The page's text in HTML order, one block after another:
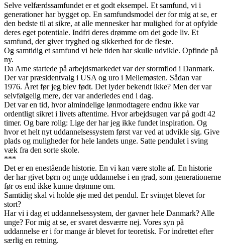
Selve velfærdssamfundet er et godt eksempel. Et samfund, vi i
generationer har bygget op. En samfundsmodel der for mig at se, er
den bedste til at sikre, at alle mennesker har mulighed for at opfylde
deres eget potentiale. Indfri deres drømme om det gode liv. Et
samfund, der giver tryghed og sikkerhed for de fleste.
Og samtidig et samfund vi hele tiden har skulle udvikle. Opfinde på
ny.
Da Arne startede på arbejdsmarkedet var der stormflod i Danmark.
Der var præsidentvalg i USA og uro i Mellemøsten. Sådan var
1976. Året før jeg blev født. Det lyder bekendt ikke? Men der var
selvfølgelig mere, der var anderledes end i dag.
Det var en tid, hvor almindelige lønmodtagere endnu ikke var
ordentligt sikret i livets aftentime. Hvor arbejdsugen var på godt 42
timer. Og bare rolig: Lige der har jeg ikke fundet inspiration. Og
hvor et helt nyt uddannelsessystem først var ved at udvikle sig. Give
plads og muligheder for hele landets unge. Satte pendulet i sving
væk fra den sorte skole.
***
Det er en enestående historie. En vi kan være stolte af. En historie
der har givet børn og unge uddannelse i en grad, som generationerne
før os end ikke kunne drømme om.
Samtidig skal vi holde øje med det pendul. Er svinget blevet for
stort?
Har vi i dag et uddannelsessystem, der gavner hele Danmark? Alle
unge? For mig at se, er svaret desværre nej. Vores syn på
uddannelse er i for mange år blevet for teoretisk. For indrettet efter
særlig en retning.